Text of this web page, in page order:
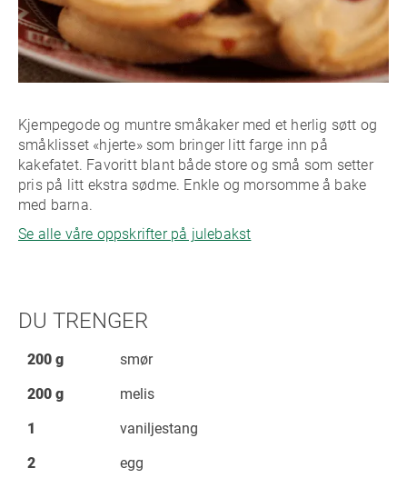
Kjempegode og muntre småkaker med et herlig søtt og
småklisset «hjerte» som bringer litt farge inn på
kakefatet. Favoritt blant både store og små som setter
pris på litt ekstra sødme. Enkle og morsomme å bake
med barna.
Se alle våre oppskrifter på julebakst
DU TRENGER
200 g
smør
200 g
melis
1
vaniljestang
2
egg